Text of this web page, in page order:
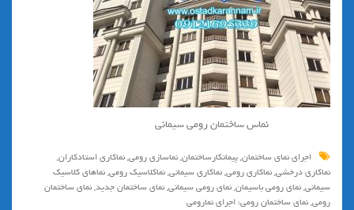
نماس ساختمان رومی سیمانی
اجرای نمای ساختمان,پیمانکارساختمان,نماسازی رومی,نماکاری استادکاران,
نماکاری درخشی,نماکاری رومی,نماکاری سیمانی,نماکلاسیک رومی,نماهای کلاسیک
سیمانی,نمای رومی باسیمان,نمای رومی سیمانی,نمای ساختمان جدید,نمای ساختمان
رومی,نمای ساختمان رومی، اجرای نمارومی